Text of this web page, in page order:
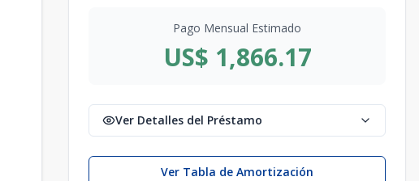
Pago Mensual Estimado
US$ 1,866.17
Ver Detalles del Préstamo
Ver Tabla de Amortización